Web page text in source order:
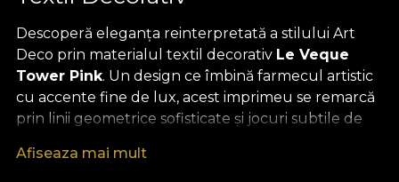
Descoperă eleganța reinterpretată a stilului Art
Deco prin materialul textil decorativ Le Veque
Tower Pink. Un design ce îmbină farmecul artistic
cu accente fine de lux, acest imprimeu se remarcă
prin linii geometrice sofisticate și jocuri subtile de
tonuri delicate. Fiecare detaliu graphic amintește
Afiseaza mai mult